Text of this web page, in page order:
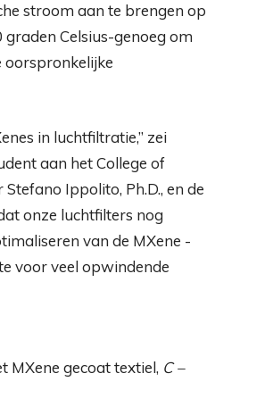
stroom aan te brengen op
Celsius-genoeg om
oorspronkelijke
in luchtfiltratie,” zei
aan het College of
Ippolito, Ph.D., en de
onze luchtfilters nog
van de MXene -
voor veel opwindende
MXene gecoat textiel, C –